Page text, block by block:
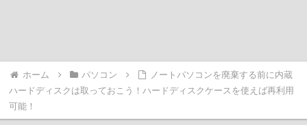
ホーム パソコン
ノートパソコンを廃棄する前に内蔵
ハードディスクは取っておこう！ハードディスクケースを使えば再利用
可能！